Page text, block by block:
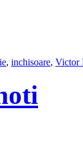
, inchisoare, Victor